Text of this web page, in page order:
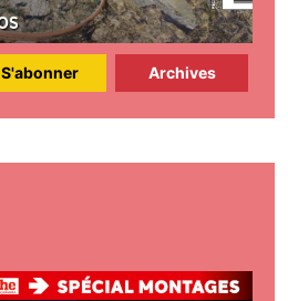
S'abonner Archives